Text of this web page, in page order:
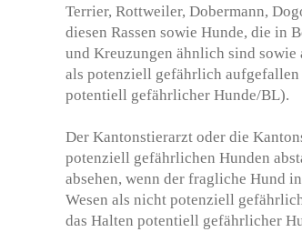
Terrier, Rottweiler, Dobermann,
diesen Rassen sowie Hunde, die in
und Kreuzungen ähnlich sind sowie
als potenziell gefährlich aufgefallen
potentiell gefährlicher Hunde/BL).
Der Kantonstierarzt oder die
potenziell gefährlichen Hunden
absehen, wenn der fragliche Hund
Wesen als nicht potenziell
das Halten potentiell gefährlicher